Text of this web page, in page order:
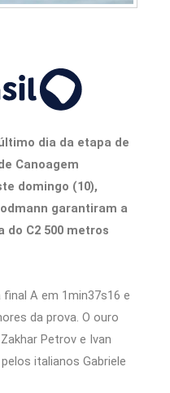
dia da etapa de
Canoagem
domingo (10),
garantiram a
do C2 500 metros
A em 1min37s16 e
da prova. O ouro
Petrov e Ivan
italianos Gabriele